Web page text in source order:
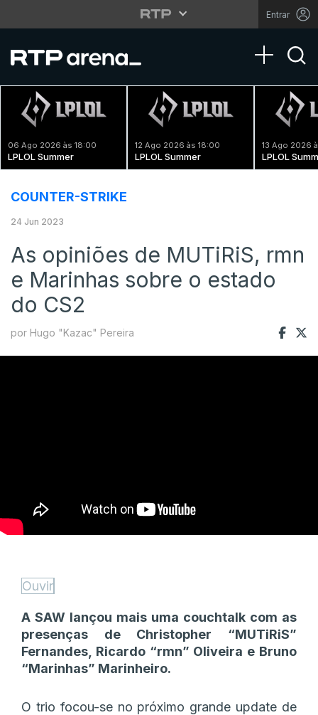
Entrar
Toggle
06 Ago 2026 às 18:00
LPLOL Summer
12 Ago 2026 às 18:00
LPLOL Summer
13 Ago 2026
LPLOL
COUNTER-STRIKE
24 Jun 2023
As opiniões de MUTiRiS, rmn
e Marinhas sobre o estado
do CS2
por Hugo "Kazac" Pereira
Ouvir
A SAW lançou mais uma couchtalk com as
presenças de Christopher “MUTiRiS”
Fernandes, Ricardo “rmn” Oliveira e Bruno
“Marinhas” Marinheiro.
O trio focou-se no próximo grande update de